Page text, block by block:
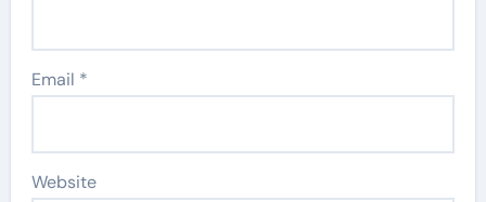
Email *
Website